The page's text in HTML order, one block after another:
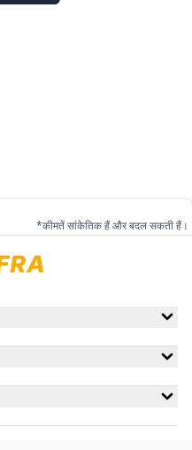
*कीमतें सांकेतिक हैं और बदल सकती हैं।